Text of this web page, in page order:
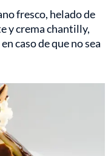
fresco, helado de
y crema chantilly,
caso de que no sea